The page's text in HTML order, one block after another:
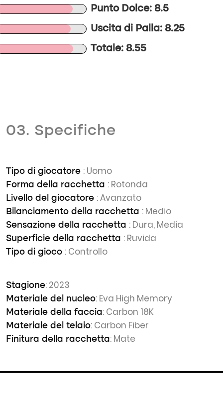
Punto Dolce: 8.5
Uscita di Palla: 8.25
Totale: 8.55
03. Specifiche
Tipo di giocatore : Uomo
Forma della racchetta : Rotonda
Livello del giocatore : Avanzato
Bilanciamento della racchetta : Medio
Sensazione della racchetta : Dura, Media
Superficie della racchetta : Ruvida
Tipo di gioco : Controllo
Stagione: 2023
Materiale del nucleo: Eva High Memory
Materiale della faccia: Carbon 18K
Materiale del telaio: Carbon Fiber
Finitura della racchetta: Mate